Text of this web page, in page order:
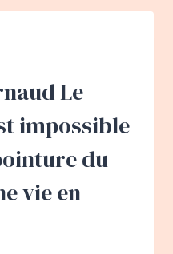
Le
impossible
du
vie en